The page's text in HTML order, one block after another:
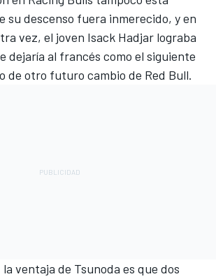
su descenso fuera inmerecido, y en
vez, el joven Isack Hadjar lograba
dejaría al francés como el siguiente
de otro futuro cambio de Red Bull.
ventaja de Tsunoda es que dos